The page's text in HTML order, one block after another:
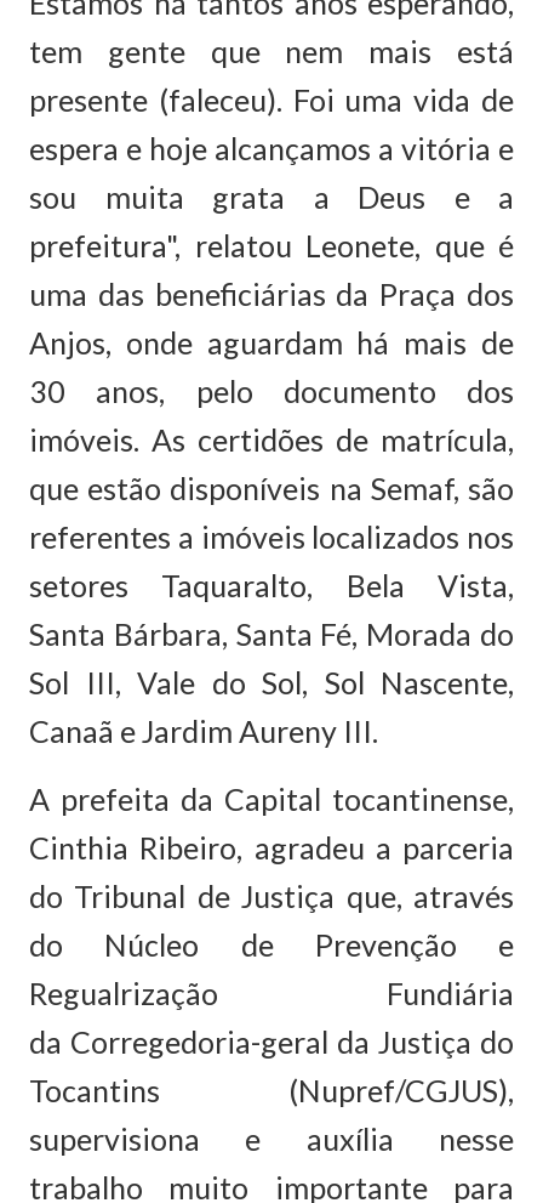
tem gente que nem mais está
presente (faleceu). Foi uma vida de
espera e hoje alcançamos a vitória e
sou muita grata a Deus e a
prefeitura", relatou Leonete, que é
uma das beneficiárias da Praça dos
Anjos, onde aguardam há mais de
30 anos, pelo documento dos
imóveis. As certidões de matrícula,
que estão disponíveis na Semaf, são
referentes a imóveis localizados nos
setores Taquaralto, Bela Vista,
Santa Bárbara, Santa Fé, Morada do
Sol III, Vale do Sol, Sol Nascente,
Canaã e Jardim Aureny III.
A prefeita da Capital tocantinense,
Cinthia Ribeiro, agradeu a parceria
do Tribunal de Justiça que, através
do Núcleo de Prevenção e
Regualrização Fundiária
da Corregedoria-geral da Justiça do
Tocantins (Nupref/CGJUS),
supervisiona e auxília nesse
trabalho muito importante para